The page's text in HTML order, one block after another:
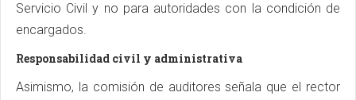
Servicio Civil y no para autoridades con la condición de
encargados.
Responsabilidad civil y administrativa
Asimismo, la comisión de auditores señala que el rector